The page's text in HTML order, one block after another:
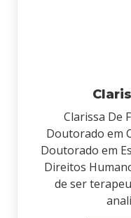
Clarissa De
Doutorado em
Doutorado em
Direitos
de ser